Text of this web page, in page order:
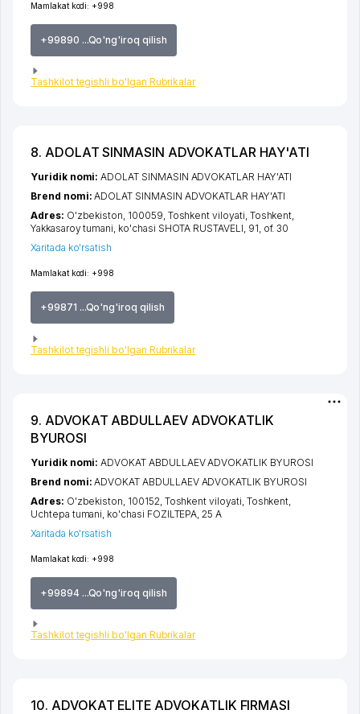
Mamlakat kodi: +998
+99890 ...Qo'ng'iroq qilish
Tashkilot tegishli bo'lgan Rubrikalar
8. ADOLAT SINMASIN ADVOKATLAR HAY'ATI
Mamlakat kodi: +998
+99871 ...Qo'ng'iroq qilish
Tashkilot tegishli bo'lgan Rubrikalar
Yuridik nomi:ADOLAT SINMASIN ADVOKATLAR HAY'ATI
Brend nomi:ADOLAT SINMASIN ADVOKATLAR HAY'ATI
Adres: O'zbekiston, 100059, Toshkent viloyati, Toshkent,
Yakkasaroy tumani, ko'chasi SHOTA RUSTAVELI, 91, of. 30
Xaritada ko'rsatish
9. ADVOKAT ABDULLAEV ADVOKATLIK
BYUROSI
Mamlakat kodi: +998
+99894 ...Qo'ng'iroq qilish
Tashkilot tegishli bo'lgan Rubrikalar
Yuridik nomi:ADVOKAT ABDULLAEV ADVOKATLIK BYUROSI
Brend nomi:ADVOKAT ABDULLAEV ADVOKATLIK BYUROSI
Adres: O'zbekiston, 100152, Toshkent viloyati Toshkent
Uchtepa tumani ko'chasi FOZILTEPA , 25 А
Xaritada ko'rsatish
10. ADVOKAT ELITE ADVOKATLIK FIRMASI